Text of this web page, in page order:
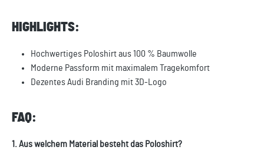
HIGHLIGHTS:
Hochwertiges Poloshirt aus 100 % Baumwolle
Moderne Passform mit maximalem Tragekomfort
Dezentes Audi Branding mit 3D-Logo
FAQ:
1. Aus welchem Material besteht das Poloshirt?